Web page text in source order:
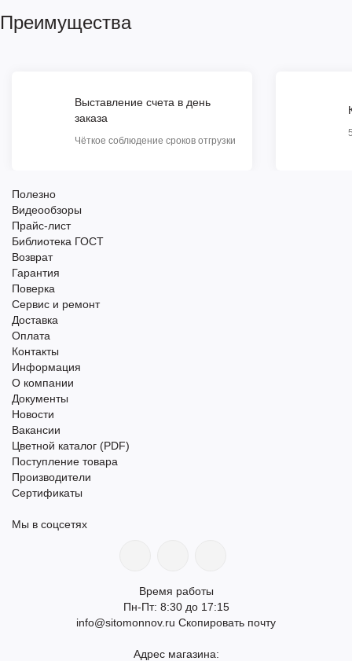
Преимущества
Выставление счета в день
заказа
Чёткое соблюдение сроков отгрузки
Полезно
Видеообзоры
Прайс-лист
Библиотека ГОСТ
Возврат
Гарантия
Поверка
Сервис и ремонт
Доставка
Оплата
Контакты
Информация
О компании
Документы
Новости
Вакансии
Цветной каталог (PDF)
Поступление товара
Производители
Сертификаты
Мы в соцсетях
Время работы
Пн-Пт: 8:30 до 17:15
info@sitomonnov.ru Скопировать почту
Адрес магазина: